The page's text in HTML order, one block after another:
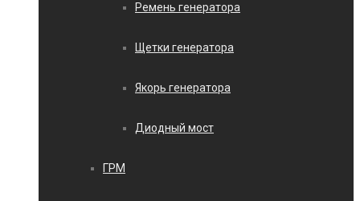
Ремень генератора
Щетки генератора
Якорь генератора
Диодный мост
ГРМ